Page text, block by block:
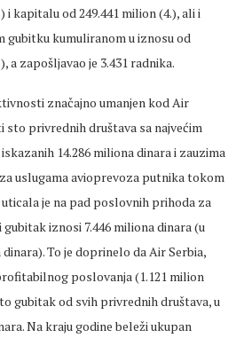
i kapitalu od 249.441 milion (4.), ali i
gubitku kumuliranom u iznosu od
a zapošljavao je 3.431 radnika.
značajno umanjen kod Air
sto privrednih društava sa najvećim
14.286 miliona dinara i zauzima
uslugama avioprevoza putnika tokom
je na pad poslovnih prihoda za
iznosi 7.446 miliona dinara (u
To je doprinelo da Air Serbia,
poslovanja (1.121 milion
gubitak od svih privrednih društava, u
Na kraju godine beleži ukupan